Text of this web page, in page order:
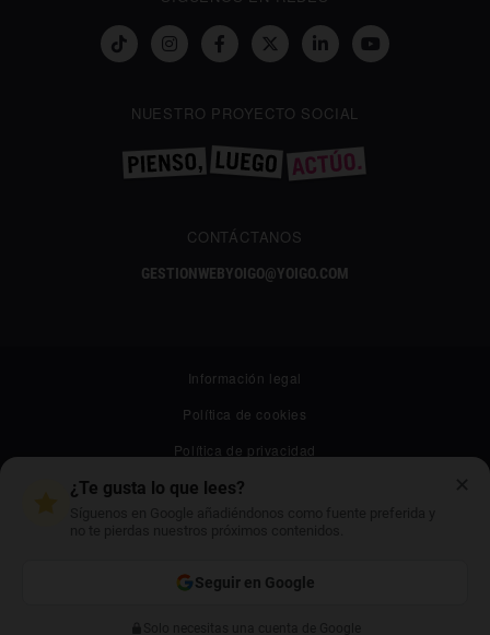
NUESTRO PROYECTO SOCIAL
CONTÁCTANOS
GESTIONWEBYOIGO@YOIGO.COM
Información legal
Política de cookies
Política de privacidad
Canal ético
Contacto
¿Te gusta lo que lees?
Seguir en Google